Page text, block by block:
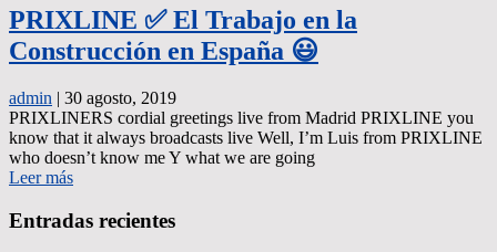
PRIXLINE ✅ El Trabajo en la
Construcción en España 😃
admin | 30 agosto, 2019
PRIXLINERS cordial greetings live from Madrid PRIXLINE you
know that it always broadcasts live Well, I’m Luis from PRIXLINE
who doesn’t know me Y what we are going
Leer más
Entradas recientes